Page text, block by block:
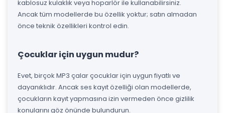
kablosuz kulaklık veya hoparlör ile kullanabilirsiniz.
Ancak tüm modellerde bu özellik yoktur; satın almadan
önce teknik özellikleri kontrol edin.
Çocuklar için uygun mudur?
Evet, birçok MP3 çalar çocuklar için uygun fiyatlı ve
dayanıklıdır. Ancak ses kayıt özelliği olan modellerde,
çocukların kayıt yapmasına izin vermeden önce gizlilik
konularını göz önünde bulundurun.